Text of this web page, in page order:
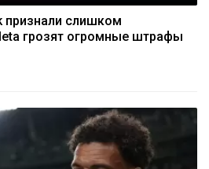
признали слишком
грозят огромные штрафы